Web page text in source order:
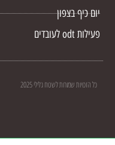
יום כיף בצפון
פעילות odt לעובדים
כל הזכויות שמורות לשטח גלילי 2025